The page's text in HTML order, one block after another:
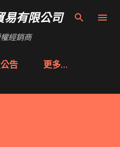
主要內容
易有限公司
經銷商
告 更多…